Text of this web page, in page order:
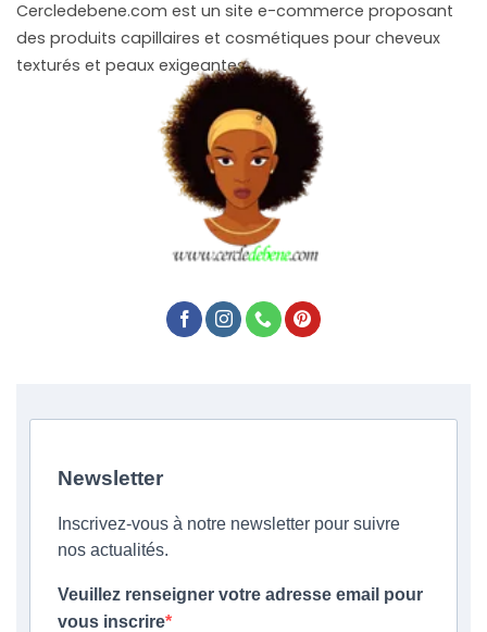
Cercledebene.com est un site e-commerce proposant
des produits capillaires et cosmétiques pour cheveux
texturés et peaux exigeantes.
Newsletter
Inscrivez-vous à notre newsletter pour suivre
nos actualités.
Veuillez renseigner votre adresse email pour
vous inscrire